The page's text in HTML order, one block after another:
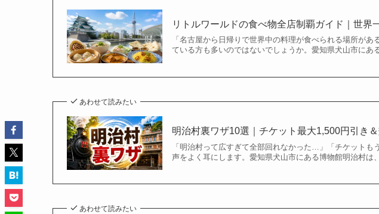
リトルワールドの食べ物全店制覇ガイド｜世界
「名古屋から日帰りで世界中の料理が食べられる場所が
ている方も多いのではないでしょうか。愛知県犬山市にあ
あわせて読みたい
明治村裏ワザ10選｜チケット最大1,500円引き
「明治村って広すぎて全部回れなかった…」「チケット
声をよく耳にします。愛知県犬山市にある博物館明治村は
あわせて読みたい